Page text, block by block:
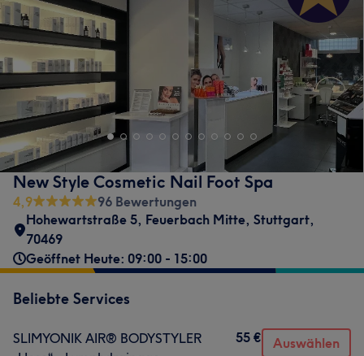
New Style Cosmetic Nail Foot Spa
4,9
96 Bewertungen
Hohewartstraße 5, Feuerbach Mitte, Stuttgart,
70469
Geöffnet Heute: 09:00 - 15:00
Beliebte Services
SLIMYONIK AIR® BODYSTYLER
55 € Auswählen